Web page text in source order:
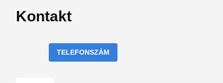
Kontakt
TELEFONSZÁM